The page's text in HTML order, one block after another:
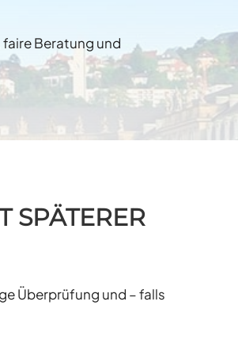
Beratung und
SPÄTERER
Überprüfung und – falls